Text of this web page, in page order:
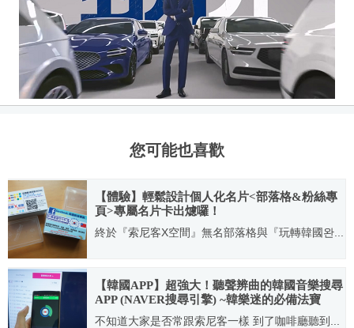
您可能也喜歡
【體驗】輕鬆設計個人化名片<部落格&粉絲專
頁>專屬名片卡出爈囉！
終於『索尼客X空間』無名部落格與『玩轉韓國완...
2012.02.12
【韓國APP】超強大！聽聲辨曲的韓國音樂搜尋
APP (NAVER搜尋引擎) ~韓樂迷的必備法寶
~2020更新
不知道大家是否常跟索尼客一樣 到了咖啡廳聽到...